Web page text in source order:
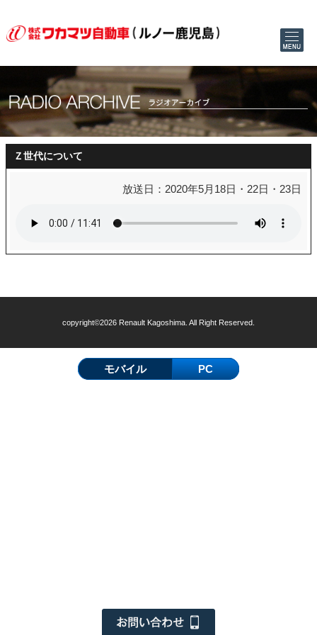
Ｚ世代について
放送日：2020年5月18日・22日・23日
copyright©2026 Renault Kagoshima. All Right Reserved.
モバイル PC